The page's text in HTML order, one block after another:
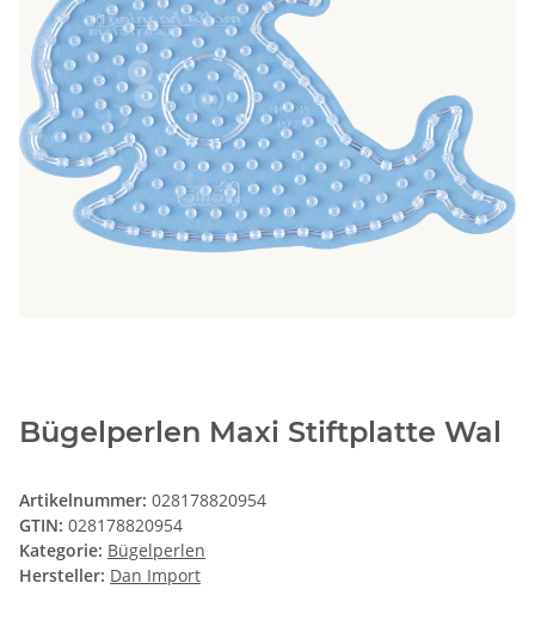
Bügelperlen Maxi Stiftplatte Wal
Artikelnummer: 028178820954
GTIN: 028178820954
Kategorie: Bügelperlen
Hersteller: Dan Import